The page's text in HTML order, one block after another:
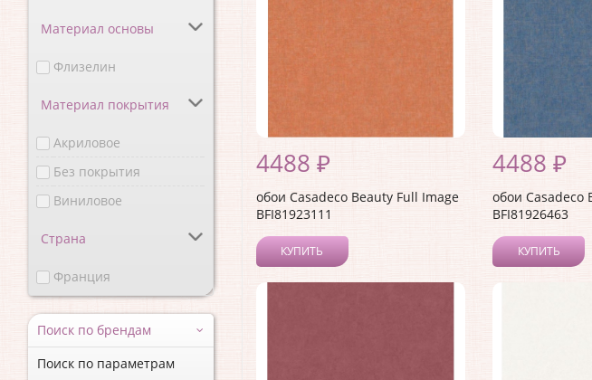
Материал основы
Флизелин
Материал покрытия
Акриловое
Без покрытия
Виниловое
Страна
Франция
Поиск по брендам
Поиск по параметрам
4488 ₽
обои Casadeco Beauty Full Image
BFI81923111
КУПИТЬ
4488 ₽
обои Casadeco
BFI81926463
КУПИТЬ